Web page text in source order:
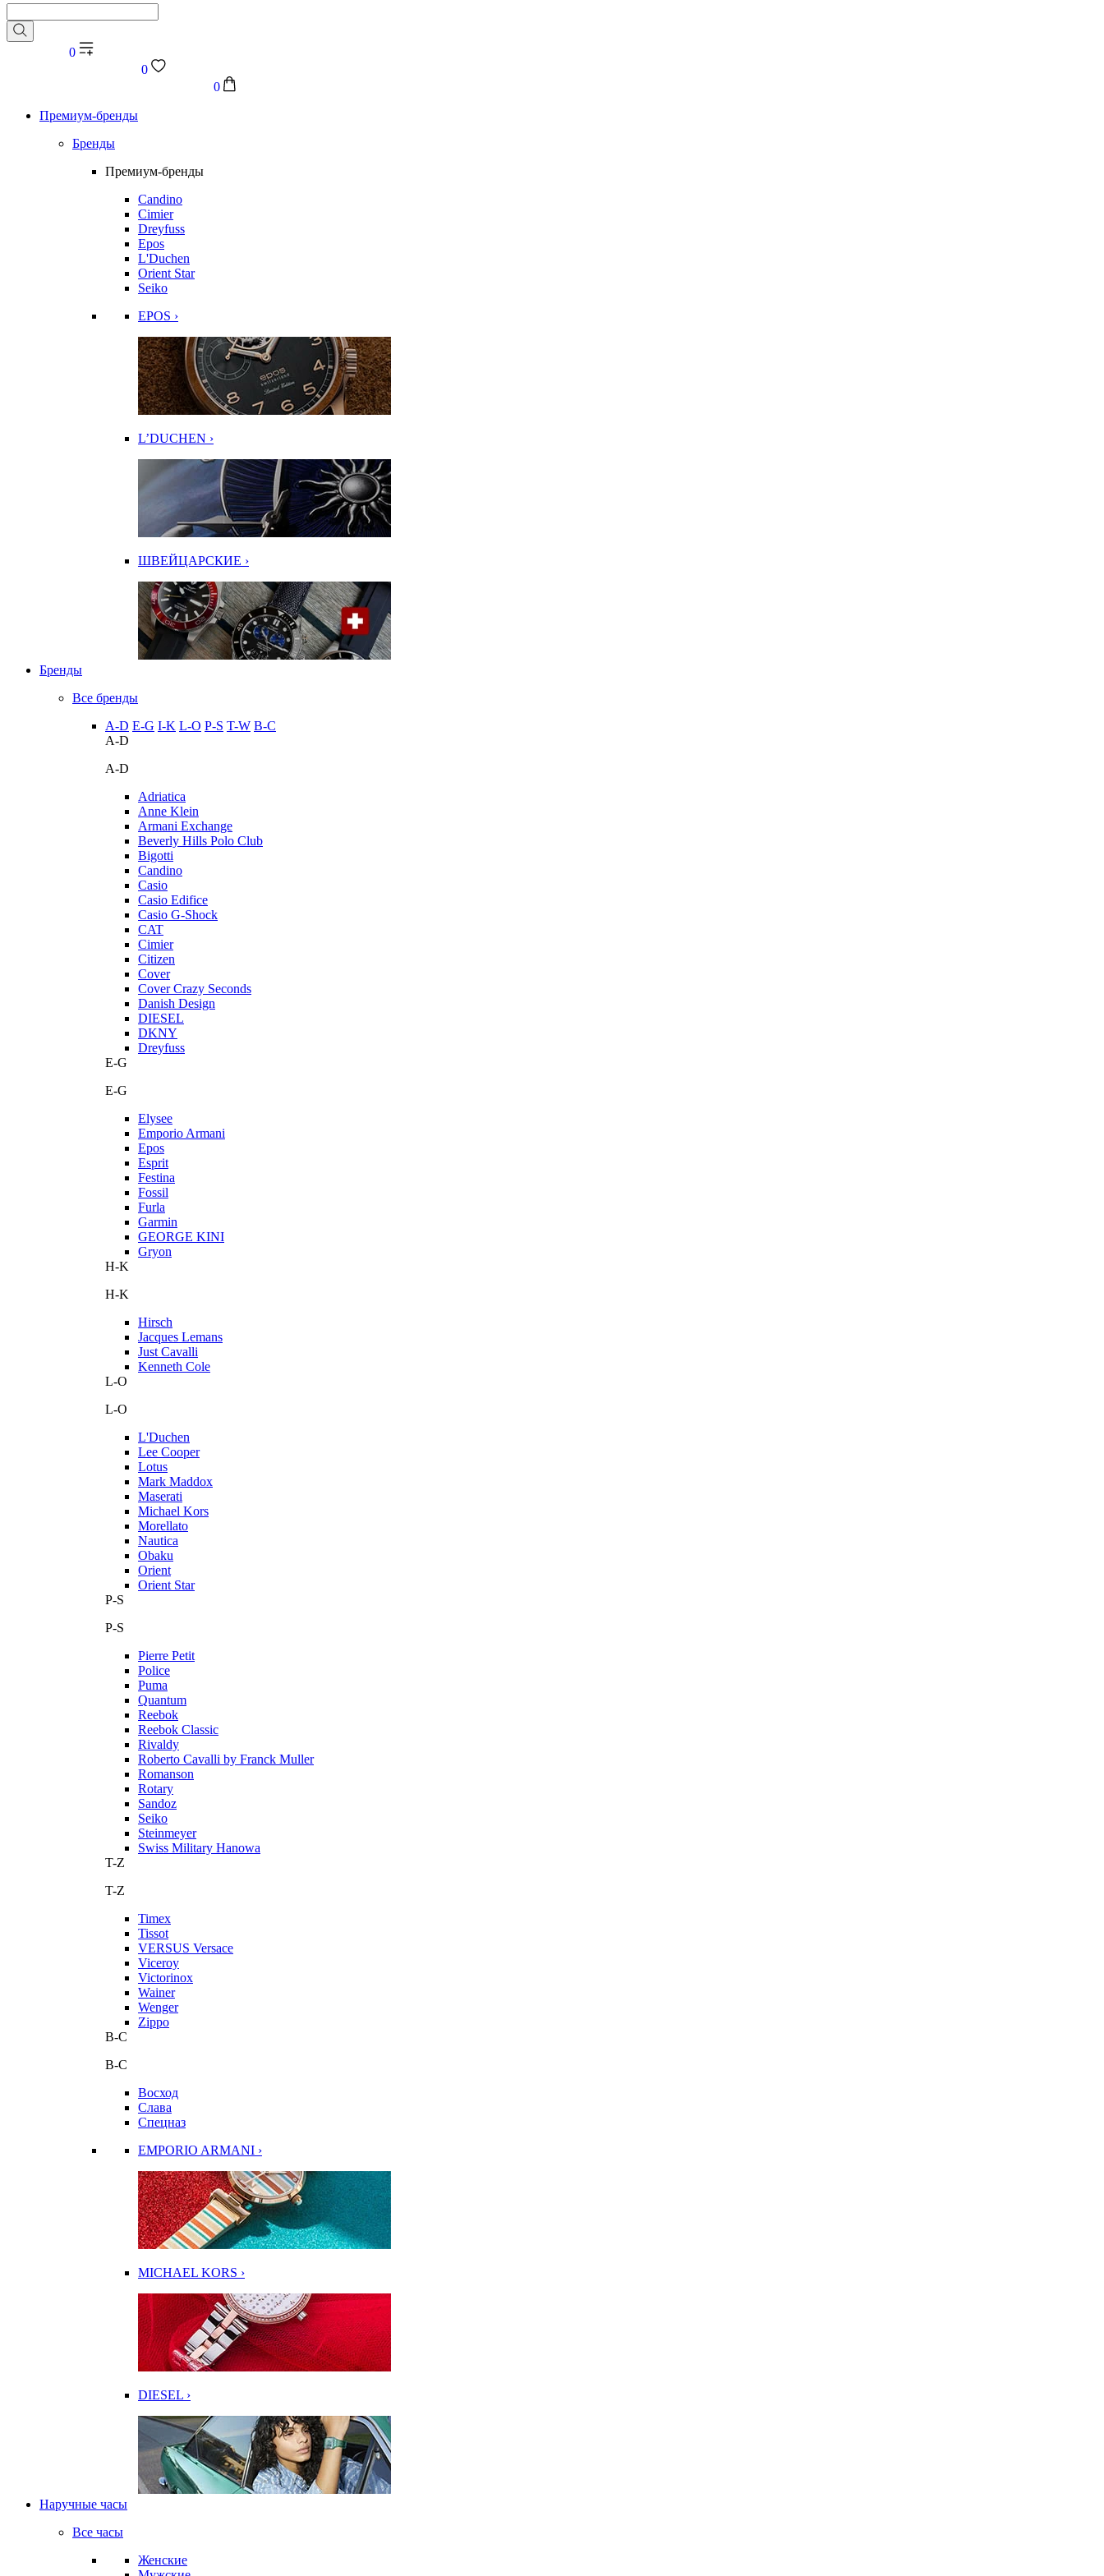
0
0
0
Премиум-бренды
Бренды
Премиум-бренды
Candino
Cimier
Dreyfuss
Epos
L'Duchen
Orient Star
Seiko
EPOS ›
L’DUCHEN ›
ШВЕЙЦАРСКИЕ ›
Бренды
Все бренды
A-D E-G I-K L-O P-S T-W В-С
A-D
A-D
Adriatica
Anne Klein
Armani Exchange
Beverly Hills Polo Club
Bigotti
Candino
Casio
Casio Edifice
Casio G-Shock
CAT
Cimier
Citizen
Cover
Cover Crazy Seconds
Danish Design
DIESEL
DKNY
Dreyfuss
E-G
E-G
Elysee
Emporio Armani
Epos
Esprit
Festina
Fossil
Furla
Garmin
GEORGE KINI
Gryon
H-K
H-K
Hirsch
Jacques Lemans
Just Cavalli
Kenneth Cole
L-O
L-O
L'Duchen
Lee Cooper
Lotus
Mark Maddox
Maserati
Michael Kors
Morellato
Nautica
Obaku
Orient
Orient Star
P-S
P-S
Pierre Petit
Police
Puma
Quantum
Reebok
Reebok Classic
Rivaldy
Roberto Cavalli by Franck Muller
Romanson
Rotary
Sandoz
Seiko
Steinmeyer
Swiss Military Hanowa
T-Z
T-Z
Timex
Tissot
VERSUS Versace
Viceroy
Victorinox
Wainer
Wenger
Zippo
В-С
В-С
Восход
Слава
Спецназ
EMPORIO ARMANI ›
MICHAEL KORS ›
DIESEL ›
Наручные часы
Все часы
Женские